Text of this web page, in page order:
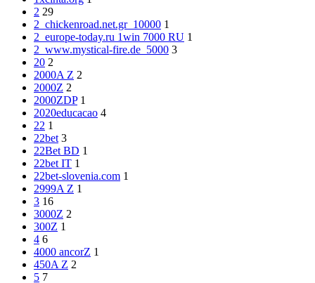
2 29
2_chickenroad.net.gr_10000 1
2_europe-today.ru 1win 7000 RU 1
2_www.mystical-fire.de_5000 3
20 2
2000A Z 2
2000Z 2
2000ZDP 1
2020educacao 4
22 1
22bet 3
22Bet BD 1
22bet IT 1
22bet-slovenia.com 1
2999A Z 1
3 16
3000Z 2
300Z 1
4 6
4000 ancorZ 1
450A Z 2
5 7